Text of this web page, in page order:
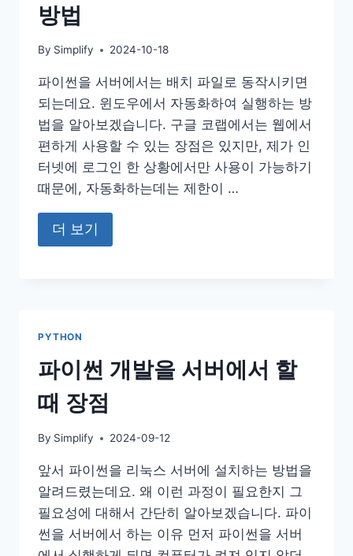
방법
By Simplify 2024-10-18
파이썬을 서버에서는 배치 파일로 동작시키면
되는데요. 윈도우에서 자동화하여 실행하는 방
법을 알아보겠습니다. 구글 코랩에서는 웹에서
편하게 사용할 수 있는 장점은 있지만, 제가 인
터넷에 로그인 한 상황에서만 사용이 가능하기
때문에, 자동화하는데는 제한이 …
더 보기
PYTHON
파이썬 개발을 서버에서 할
때 장점
By Simplify 2024-09-12
앞서 파이썬을 리눅스 서버에 설치하는 방법을
알려드렸는데요. 왜 이런 과정이 필요한지 그
필요성에 대해서 간단히 알아보겠습니다. 파이
썬을 서버에서 하는 이유 먼저 파이썬을 서버